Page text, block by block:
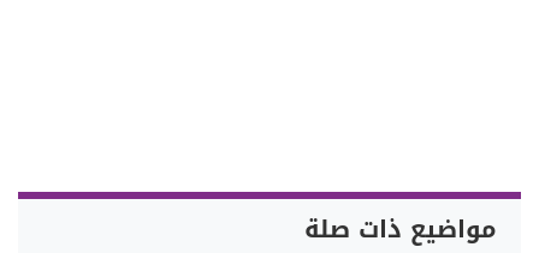
مواضيع ذات صلة